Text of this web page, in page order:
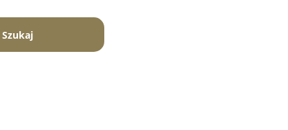
Szukaj